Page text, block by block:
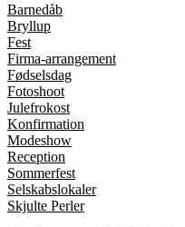
Barnedåb
Bryllup
Fest
Firma-arrangement
Fødselsdag
Fotoshoot
Julefrokost
Konfirmation
Modeshow
Reception
Sommerfest
Selskabslokaler
Skjulte Perler